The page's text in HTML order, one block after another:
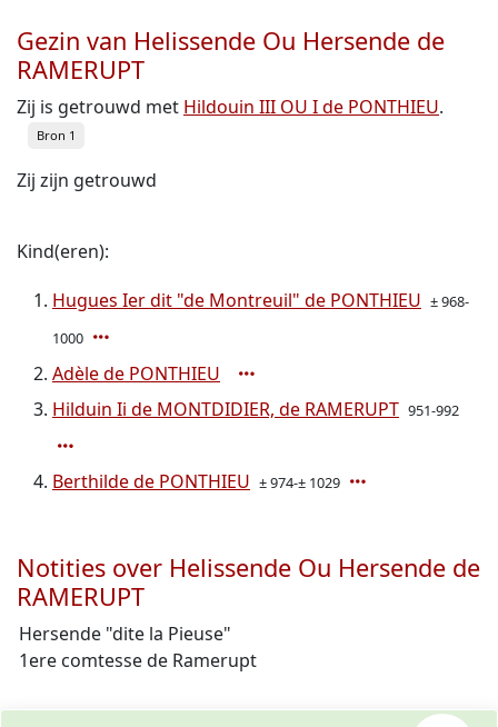
Gezin van Helissende Ou Hersende de
RAMERUPT
Zij is getrouwd met Hildouin III OU I de PONTHIEU.
Bron 1
Zij zijn getrouwd
Kind(eren):
Hugues Ier dit "de Montreuil" de PONTHIEU ± 968-
1000
Adèle de PONTHIEU
Hilduin Ii de MONTDIDIER, de RAMERUPT 951-992
Berthilde de PONTHIEU ± 974-± 1029
Notities over Helissende Ou Hersende de
RAMERUPT
Hersende "dite la Pieuse"
1ere comtesse de Ramerupt